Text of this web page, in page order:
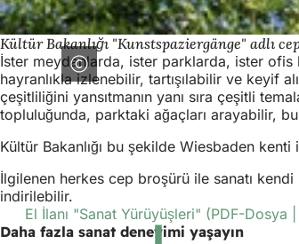
Kültür Bakanlığı "Kunstspaziergänge" adlı
İster meydanlarda, ister parklarda, ister ofis
hayranlıkla izlenebilir, tartışılabilir ve keyif
çeşitliliğini yansıtmanın yanı sıra çeşitli
topluluğunda, parktaki ağaçları arayabilir,
Kültür Bakanlığı bu şekilde Wiesbaden
İlgilenen herkes cep broşürü ile sanatı
indirilebilir.
El İlanı "Sanat Yürüyüşleri"
PDF-Dosya
Daha fazla sanat deneyimi yaşayın